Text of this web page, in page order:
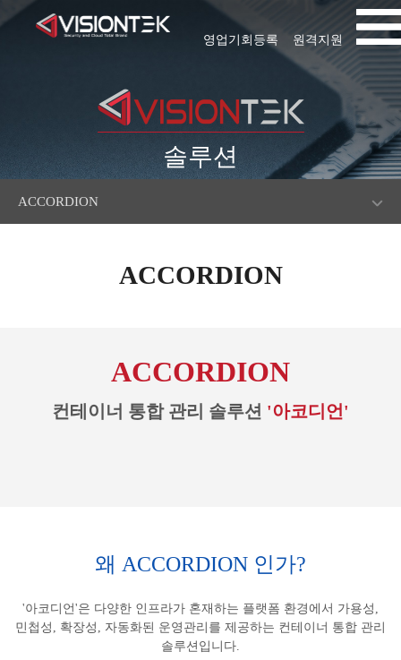
원격지원
영업기회등록
솔루션
ACCORDION
ACCORDION
ACCORDION
컨테이너 통합 관리 솔루션 '아코디언'
왜 ACCORDION 인가?
'아코디언'은 다양한 인프라가 혼재하는 플랫폼 환경에서 가용성,
민첩성, 확장성, 자동화된 운영관리를 제공하는 컨테이너 통합 관리
솔루션입니다.